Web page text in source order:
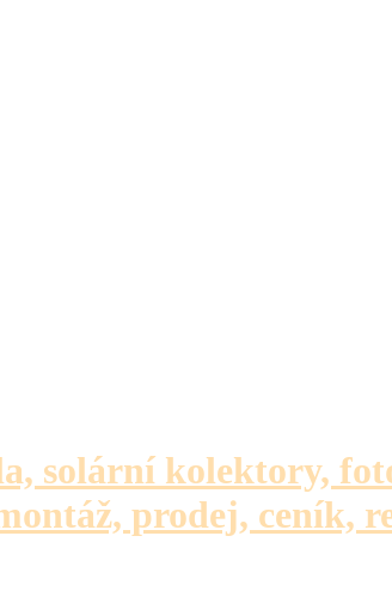
solární kolektory,
prodej, ceník,